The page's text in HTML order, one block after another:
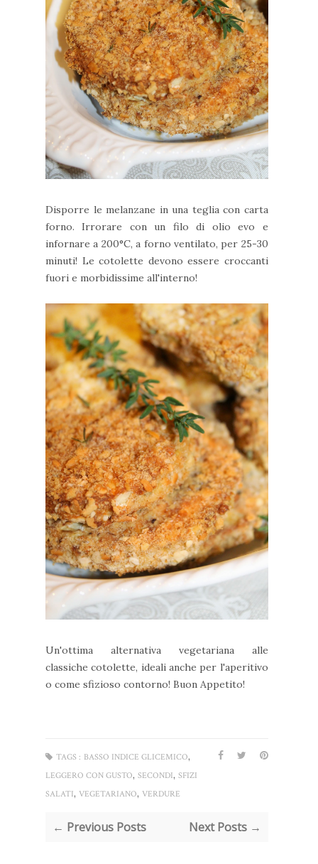
Disporre le melanzane in una teglia con carta
forno. Irrorare con un filo di olio evo e
infornare a 200°C, a forno ventilato, per 25-30
minuti! Le cotolette devono essere croccanti
fuori e morbidissime all'interno!
Un'ottima alternativa vegetariana alle
classiche cotolette, ideali anche per l'aperitivo
o come sfizioso contorno! Buon Appetito!
TAGS : BASSO INDICE GLICEMICO,
LEGGERO CON GUSTO, SECONDI, SFIZI
SALATI, VEGETARIANO, VERDURE
← Previous Posts Next Posts →